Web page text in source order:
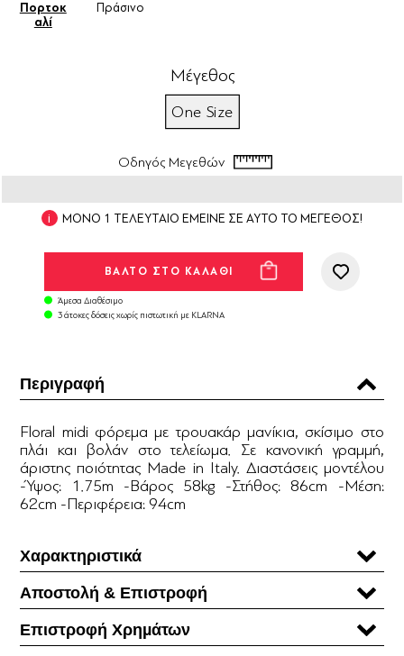
Πορτοκ
αλί
Πράσινο
Μέγεθος
One Size
Οδηγός Μεγεθών
ΜΟΝΟ 1 ΤΕΛΕΥΤΑΙΟ ΕΜΕΙΝΕ ΣΕ ΑΥΤΟ ΤΟ ΜΕΓΕΘΟΣ!
Άμεσα Διαθέσιμο
3 άτοκες δόσεις χωρίς πιστωτική με KLARNA
Περιγραφή
Floral midi φόρεμα με τρουακάρ μανίκια, σκίσιμο στο
πλάι και βολάν στο τελείωμα. Σε κανονική γραμμή,
άριστης ποιότητας Made in Italy. Διαστάσεις μοντέλου
-Ύψος: 1.75m -Βάρος 58kg -Στήθος: 86cm -Μέση:
62cm -Περιφέρεια: 94cm
Χαρακτηριστικά
Αποστολή & Επιστροφή
Επιστροφή Χρηµάτων